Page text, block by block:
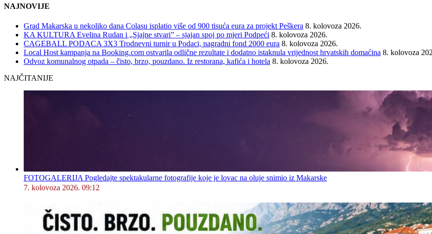
NAJNOVIJE
Grad Makarska u nekoliko dana Colasu isplatio više od 900 tisuća eura za projekt Peškera 8. kolovoza 2026.
KA KULTURA Evelina Rudan i „Sjajne stvari” – sjajan spoj po mjeri Podpeći 8. kolovoza 2026.
CAGEBALL PODACA 3X3 Trodnevni turnir u Podaci, nagradni fond 2000 eura 8. kolovoza 2026.
Local Host kampanja na Booking.com ostvarila odlične rezultate i dodatno istaknula vrijednost hrvatskih domaćina 8. kolovoza
Odvoz komunalnog otpada – čisto, brzo, pouzdano. Iz restorana, kafića i hotela 8. kolovoza 2026.
NAJČITANIJE
FOTOGALERIJA Pogledajte spektakularne fotografije koje je lovac na oluje snimio iz Makarske
7. kolovoza 2026. 09:12